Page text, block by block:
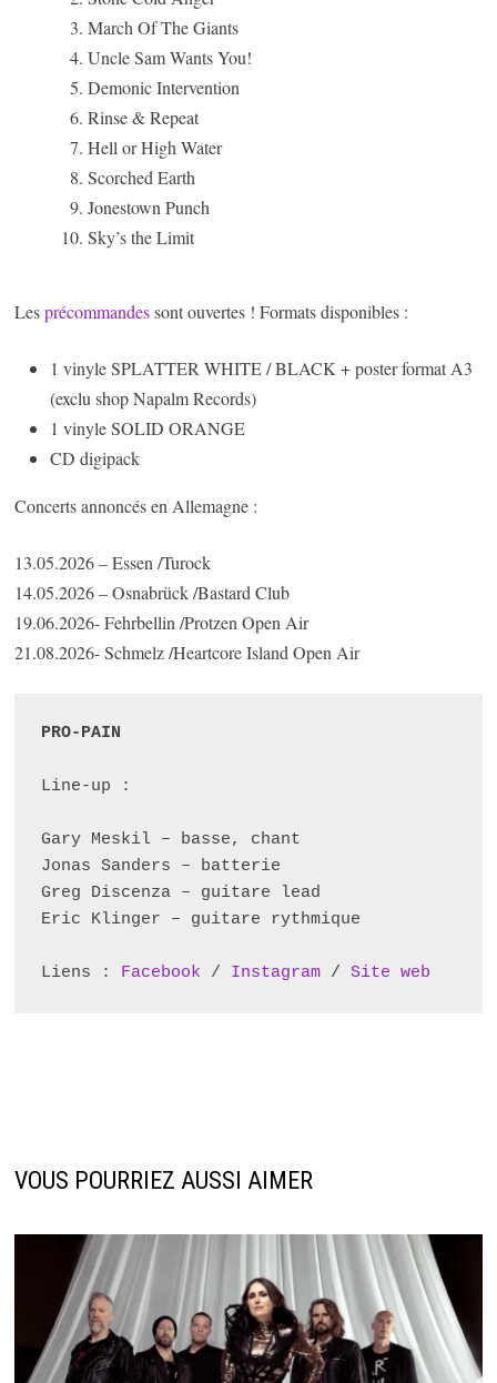
March Of The Giants
Uncle Sam Wants You!
Demonic Intervention
Rinse & Repeat
Hell or High Water
Scorched Earth
Jonestown Punch
Sky’s the Limit
Lesprécommandessont ouvertes ! Formats disponibles :
1 vinyle SPLATTER WHITE / BLACK + poster format A3
(exclu shop Napalm Records)
1 vinyle SOLID ORANGE
CD digipack
Concerts annoncés en Allemagne :
13.05.2026 – Essen /Turock
14.05.2026 – Osnabrück /Bastard Club
19.06.2026- Fehrbellin /Protzen Open Air
21.08.2026- Schmelz /Heartcore Island Open Air
PRO-PAIN
Line-up :
Gary Meskil – basse, chant
Jonas Sanders – batterie
Greg Discenza – guitare lead
Eric Klinger – guitare rythmique
Liens : Facebook / Instagram / Site web
VOUS POURRIEZ AUSSI AIMER